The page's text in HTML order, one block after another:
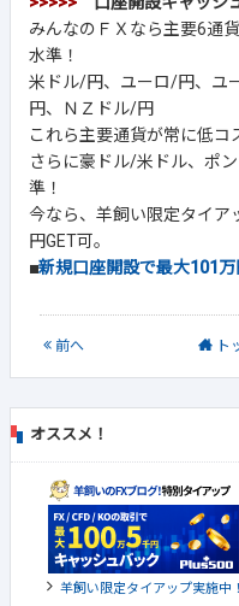
みんなのＦＸなら主要6通
水準！
米ドル/円、ユーロ/円、ユ
円、ＮＺドル/円
これら主要通貨が常に低コ
さらに豪ドル/米ドル、ポ
準！
今なら、羊飼い限定タイア
円GET可。
■新規口座開設で最大101
前へ ト
オススメ！
羊飼い限定タイアップ実施中！